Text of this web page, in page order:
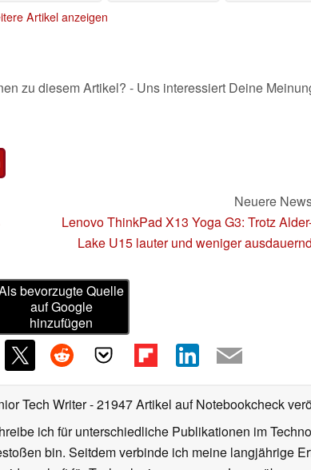
Artikel anzeigen
zu diesem Artikel? - Uns interessiert Deine
Neuere
Lenovo ThinkPad X13 Yoga G3: Trotz
Lake U15 lauter und weniger ausdauernd
bevorzugte Quelle
auf Google
hinzufügen
Tech Writer- 21947 Artikel auf Notebookcheck
ich für unterschiedliche Publikationen im
bin. Seitdem verbinde ich meine langjährige